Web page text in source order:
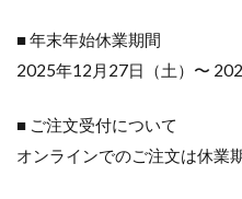
■ 年末年始休業期間
2025年12月27日（土）〜
■ ご注文受付について
オンラインでのご注文は休業